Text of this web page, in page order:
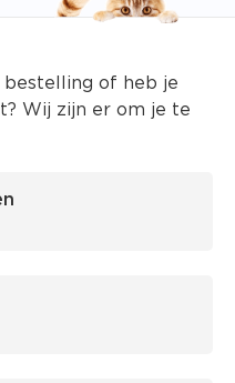
bestelling of heb je
Wij zijn er om je te